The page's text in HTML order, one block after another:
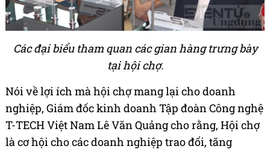
Các đại biểu tham quan các gian hàng trưng bày
tại hội chợ.
Nói về lợi ích mà hội chợ mang lại cho doanh
nghiệp, Giám đốc kinh doanh Tập đoàn Công nghệ
T-TECH Việt Nam Lê Văn Quảng cho rằng, Hội chợ
là cơ hội cho các doanh nghiệp trao đổi, tăng